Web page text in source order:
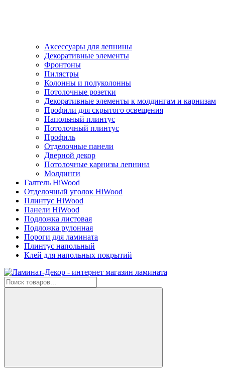
Аксессуары для лепнины
Декоративные элементы
Фронтоны
Пилястры
Колонны и полуколонны
Потолочные розетки
Декоративные элементы к молдингам и карнизам
Профили для скрытого освещения
Напольный плинтус
Потолочный плинтус
Профиль
Отделочные панели
Дверной декор
Потолочные карнизы лепнина
Молдинги
Галтель HiWood
Отделочный уголок HiWood
Плинтус HiWood
Панели HiWood
Подложка листовая
Подложка рулонная
Пороги для ламината
Плинтус напольный
Клей для напольных покрытий